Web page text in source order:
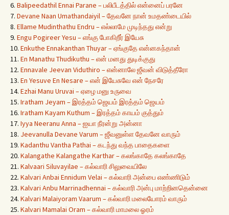
6. Balipeedathil Ennai Parane – பலிபீடத்தில் என்னைப் பரனே
7. Devane Naan Umathandaiyil – தேவனே நான் உமதண்டையில்
8. Ellame Mudinthathu Endru – எல்லாமே முடிந்தது என்று
9. Engu Pogireer Yesu – எங்கு போகிறீர் இயேசு
10. Enkuthe Ennakanthan Thuyar – ஏங்குதே என்னகந்தான்
11. En Manathu Thudikuthu – என் மனது துடிக்குது
12. Ennavale Jeevan Viduthiro – என்னாலே ஜீவன் விடுத்தீரோ
13. En Yesuve En Nesare – என் இயேசுவே என் நேசரே
14. Ezhai Manu Uruvai – ஏழை மனு உருவை
15. Iratham Jeyam – இரத்தம் ஜெயம் இரத்தம் ஜெயம்
16. Iratham Kayam Kuthum – இரத்தம் காயம் குத்தும்
17. Iyya Neeranu Anna – ஐயா நீரன்று அன்னா
18. Jeevanulla Devane Varum – ஜீவனுள்ள தேவனே வாரும்
19. Kadanthu Vantha Pathai – கடந்து வந்த பாதைகளை
20. Kalangathe Kalangathe Karthar – கலங்காதே கலங்காதே
21. Kalvaari Siluvayilae – கல்வாரி சிலுவையிலே
22. Kalvari Anbai Ennidum Velai – கல்வாரி அன்பை எண்ணிடும்
23. Kalvari Anbu Marrinadhennai – கல்வாரி அன்பு மாற்றினதென்னை
24. Kalvari Malaiyoram Vaarum – கல்வாரி மலையோரம் வாரும்
25. Kalvari Mamalai Oram – கல்வாரி மாமலை ஓரம்